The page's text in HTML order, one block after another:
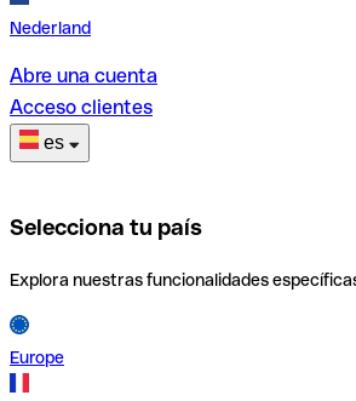
Nederland
Abre una cuenta
Acceso clientes
es
Selecciona tu país
Explora nuestras funcionalidades
Europe